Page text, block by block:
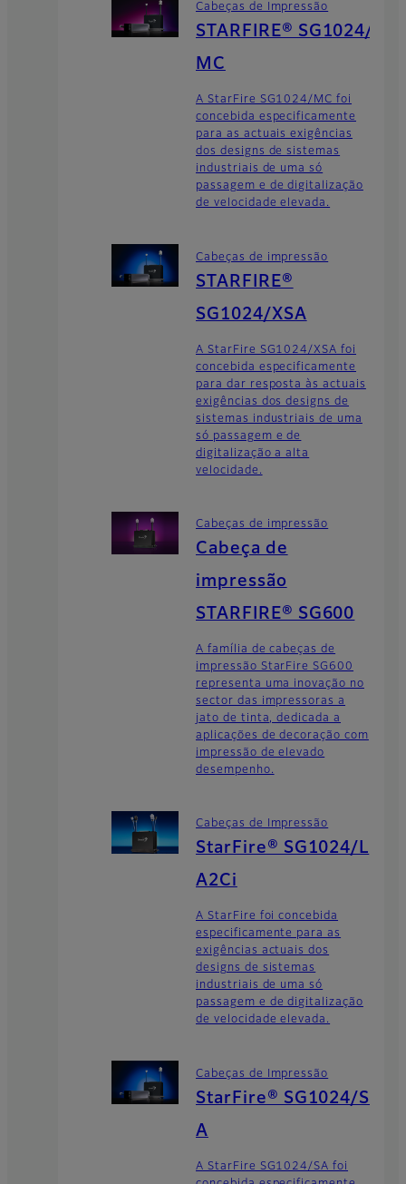
Cabeças de Impressão
STARFIRE® SG1024/
MC
A StarFire SG1024/MC foi
concebida especificamente
para as actuais exigências
dos designs de sistemas
industriais de uma só
passagem e de digitalização
de velocidade elevada.
Cabeças de impressão
STARFIRE®
SG1024/XSA
A StarFire SG1024/XSA foi
concebida especificamente
para dar resposta às actuais
exigências dos designs de
sistemas industriais de uma
só passagem e de
digitalização a alta
velocidade.
Cabeças de impressão
Cabeça de
impressão
STARFIRE® SG600
A família de cabeças de
impressão StarFire SG600
representa uma inovação no
sector das impressoras a
jato de tinta, dedicada a
aplicações de decoração com
impressão de elevado
desempenho.
Cabeças de Impressão
StarFire® SG1024/L
A2Ci
A StarFire foi concebida
especificamente para as
exigências actuais dos
designs de sistemas
industriais de uma só
passagem e de digitalização
de velocidade elevada.
Cabeças de Impressão
StarFire® SG1024/S
A
A StarFire SG1024/SA foi